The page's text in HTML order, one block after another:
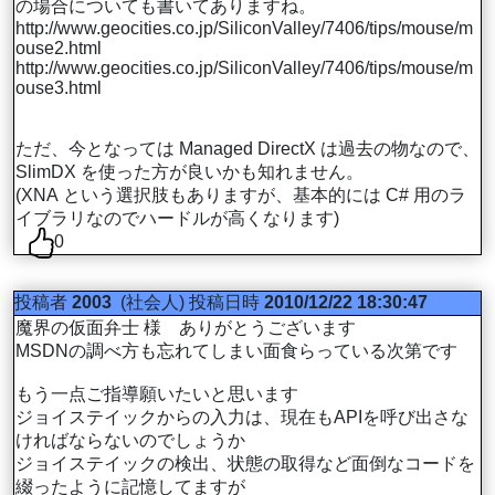
の場合についても書いてありますね。
http://www.geocities.co.jp/SiliconValley/7406/tips/mouse/m
ouse2.html
http://www.geocities.co.jp/SiliconValley/7406/tips/mouse/m
ouse3.html
ただ、今となっては Managed DirectX は過去の物なので、
SlimDX を使った方が良いかも知れません。
(XNA という選択肢もありますが、基本的には C# 用のラ
イブラリなのでハードルが高くなります)
0
投稿者 2003 (社会人) 投稿日時 2010/12/22 18:30:47
魔界の仮面弁士 様 ありがとうございます
MSDNの調べ方も忘れてしまい面食らっている次第です
もう一点ご指導願いたいと思います
ジョイステイックからの入力は、現在もAPIを呼び出さな
ければならないのでしょうか
ジョイステイックの検出、状態の取得など面倒なコードを
綴ったように記憶してますが